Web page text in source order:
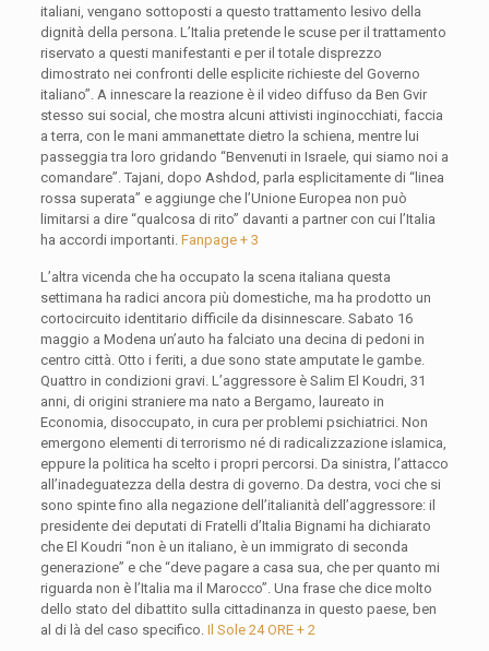
italiani, vengano sottoposti a questo trattamento lesivo della
dignità della persona. L’Italia pretende le scuse per il trattamento
riservato a questi manifestanti e per il totale disprezzo
dimostrato nei confronti delle esplicite richieste del Governo
italiano”. A innescare la reazione è il video diffuso da Ben Gvir
stesso sui social, che mostra alcuni attivisti inginocchiati, faccia
a terra, con le mani ammanettate dietro la schiena, mentre lui
passeggia tra loro gridando “Benvenuti in Israele, qui siamo noi a
comandare”. Tajani, dopo Ashdod, parla esplicitamente di “linea
rossa superata” e aggiunge che l’Unione Europea non può
limitarsi a dire “qualcosa di rito” davanti a partner con cui l’Italia
ha accordi importanti. Fanpage + 3
L’altra vicenda che ha occupato la scena italiana questa
settimana ha radici ancora più domestiche, ma ha prodotto un
cortocircuito identitario difficile da disinnescare. Sabato 16
maggio a Modena un’auto ha falciato una decina di pedoni in
centro città. Otto i feriti, a due sono state amputate le gambe.
Quattro in condizioni gravi. L’aggressore è Salim El Koudri, 31
anni, di origini straniere ma nato a Bergamo, laureato in
Economia, disoccupato, in cura per problemi psichiatrici. Non
emergono elementi di terrorismo né di radicalizzazione islamica,
eppure la politica ha scelto i propri percorsi. Da sinistra, l’attacco
all’inadeguatezza della destra di governo. Da destra, voci che si
sono spinte fino alla negazione dell’italianità dell’aggressore: il
presidente dei deputati di Fratelli d’Italia Bignami ha dichiarato
che El Koudri “non è un italiano, è un immigrato di seconda
generazione” e che “deve pagare a casa sua, che per quanto mi
riguarda non è l’Italia ma il Marocco”. Una frase che dice molto
dello stato del dibattito sulla cittadinanza in questo paese, ben
al di là del caso specifico. Il Sole 24 ORE + 2